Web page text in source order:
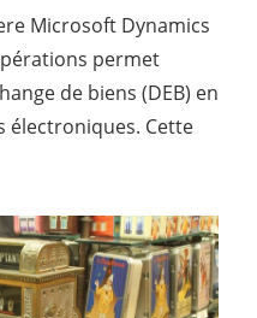
Microsoft Dynamics
permet
de biens (DEB) en
électroniques. Cette